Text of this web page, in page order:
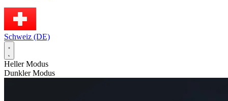
Schweiz (DE)
Heller Modus
Dunkler Modus